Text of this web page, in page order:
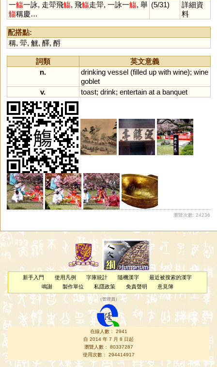
一觴一詠, 走斝飛觴, 飛觴走斝, 一詠一觴, 舉
觴稱慶…
(5/31)
詳細資
料
配搭點:
稱, 斝, 觥, 醳, 酹
詞類
英文意義
n.
drinking vessel(filled up with wine); wine
goblet
v.
toast; drink; entertain at a banquet
瀏覽次數: 24236
新手入門 使用凡例 字庫統計 隨機漢字
最近被搜索的漢字
鳴謝
製作單位 私隱政策 免責聲明 意見簿
（管理員 ）
在線人數： 2941
自 2014 年 7 月 8 日起
瀏覽人數： 80337287
使用次數： 294414917